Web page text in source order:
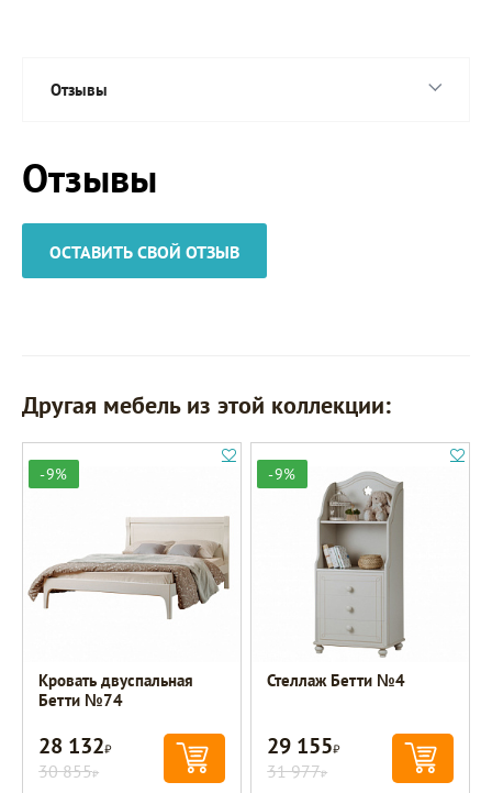
Отзывы
Отзывы
ОСТАВИТЬ СВОЙ ОТЗЫВ
Другая мебель из этой коллекции:
-9%
Кровать двуспальная
Бетти №74
28 132Р
30 855Р
-9%
Стеллаж Бетти №4
29 155Р
31 977Р